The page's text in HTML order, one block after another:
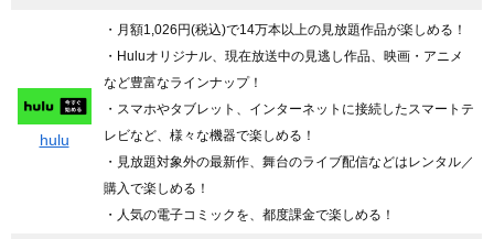
hulu
・月額1,026円(税込)で14万本以上の見放題作品が楽しめる！
・Huluオリジナル、現在放送中の見逃し作品、映画・アニメ
など豊富なラインナップ！
・スマホやタブレット、インターネットに接続したスマートテ
レビなど、様々な機器で楽しめる！
・見放題対象外の最新作、舞台のライブ配信などはレンタル／
購入で楽しめる！
・人気の電子コミックを、都度課金で楽しめる！